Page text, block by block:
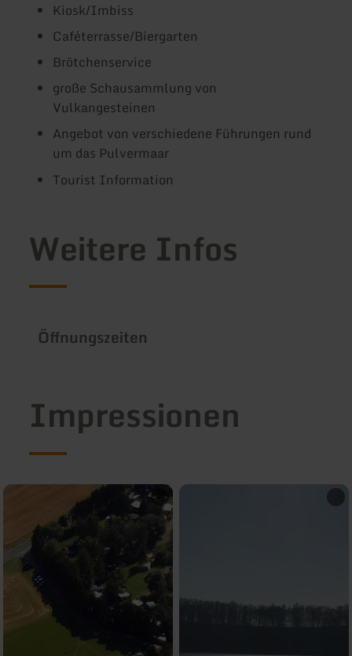
Kiosk/Imbiss
Caféterrasse/Biergarten
Brötchenservice
große Schausammlung von
Vulkangesteinen
Angebot von verschiedene Führungen rund
um das Pulvermaar
Tourist Information
Weitere Infos
Öffnungszeiten
Impressionen